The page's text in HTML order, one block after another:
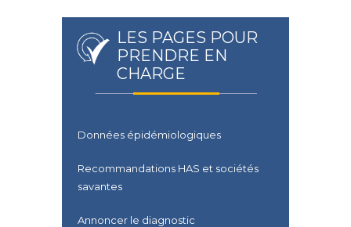
LES PAGES POUR
PRENDRE EN
CHARGE
Données épidémiologiques
Recommandations HAS et sociétés
savantes
Annoncer le diagnostic